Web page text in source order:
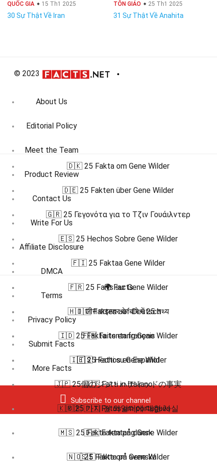
QUỐC GIA 15 Th1 2025
30 Sự Thật Về Iran
TÔN GIÁO 25 Th1 2025
31 Sự Thật Về Anahita
© 2023
About Us
Editorial Policy
Meet the Team
Product Review
Contact Us
Write For Us
Affiliate Disclosure
DMCA
Terms
Privacy Policy
Submit Facts
More Facts
Subscribe to our channel
🇩🇰 25 Fakta om Gene Wilder
🇩🇪 25 Fakten über Gene Wilder
🇬🇷 25 Γεγονότα για το Τζιν Γουάιλντερ
🇪🇸 25 Hechos Sobre Gene Wilder
🇫🇮 25 Faktaa Gene Wilder
🇫🇷 25 Faits sur Gene Wilder
🇭🇮 जीन वाइल्डर के बारे में 25 तथ्य
🇮🇩 25 Fakta tentang Gene Wilder
🇮🇹 25 Fatti su Gene Wilder
🇯🇵 25個のジジ・ハディッドの事実
🇰🇷 25 가지 진 와일더에 대한 사실
🇲🇸 25 Fakta tentang Gene Wilder
🇳🇴 25 Fakta om Gene Wilder
🌍 Facts
🇩🇪 Fakten auf Deutsch
🇫🇷 Faits en français
🇪🇸 Hechos en Español
🇮🇹 Fatti in Italiano
🇧🇷 🇵🇹 Fatos em português
🇩🇰 Fakta på dansk
🇸🇪 Fakta på svenska